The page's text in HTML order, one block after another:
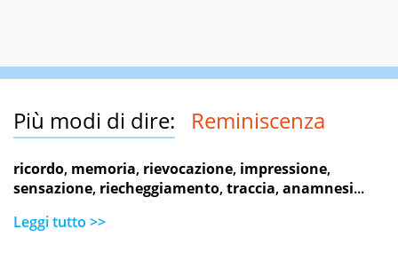
Più modi di dire: Reminiscenza
ricordo, memoria, rievocazione, impressione,
sensazione, riecheggiamento,traccia,anamnesi...
Leggi tutto >>